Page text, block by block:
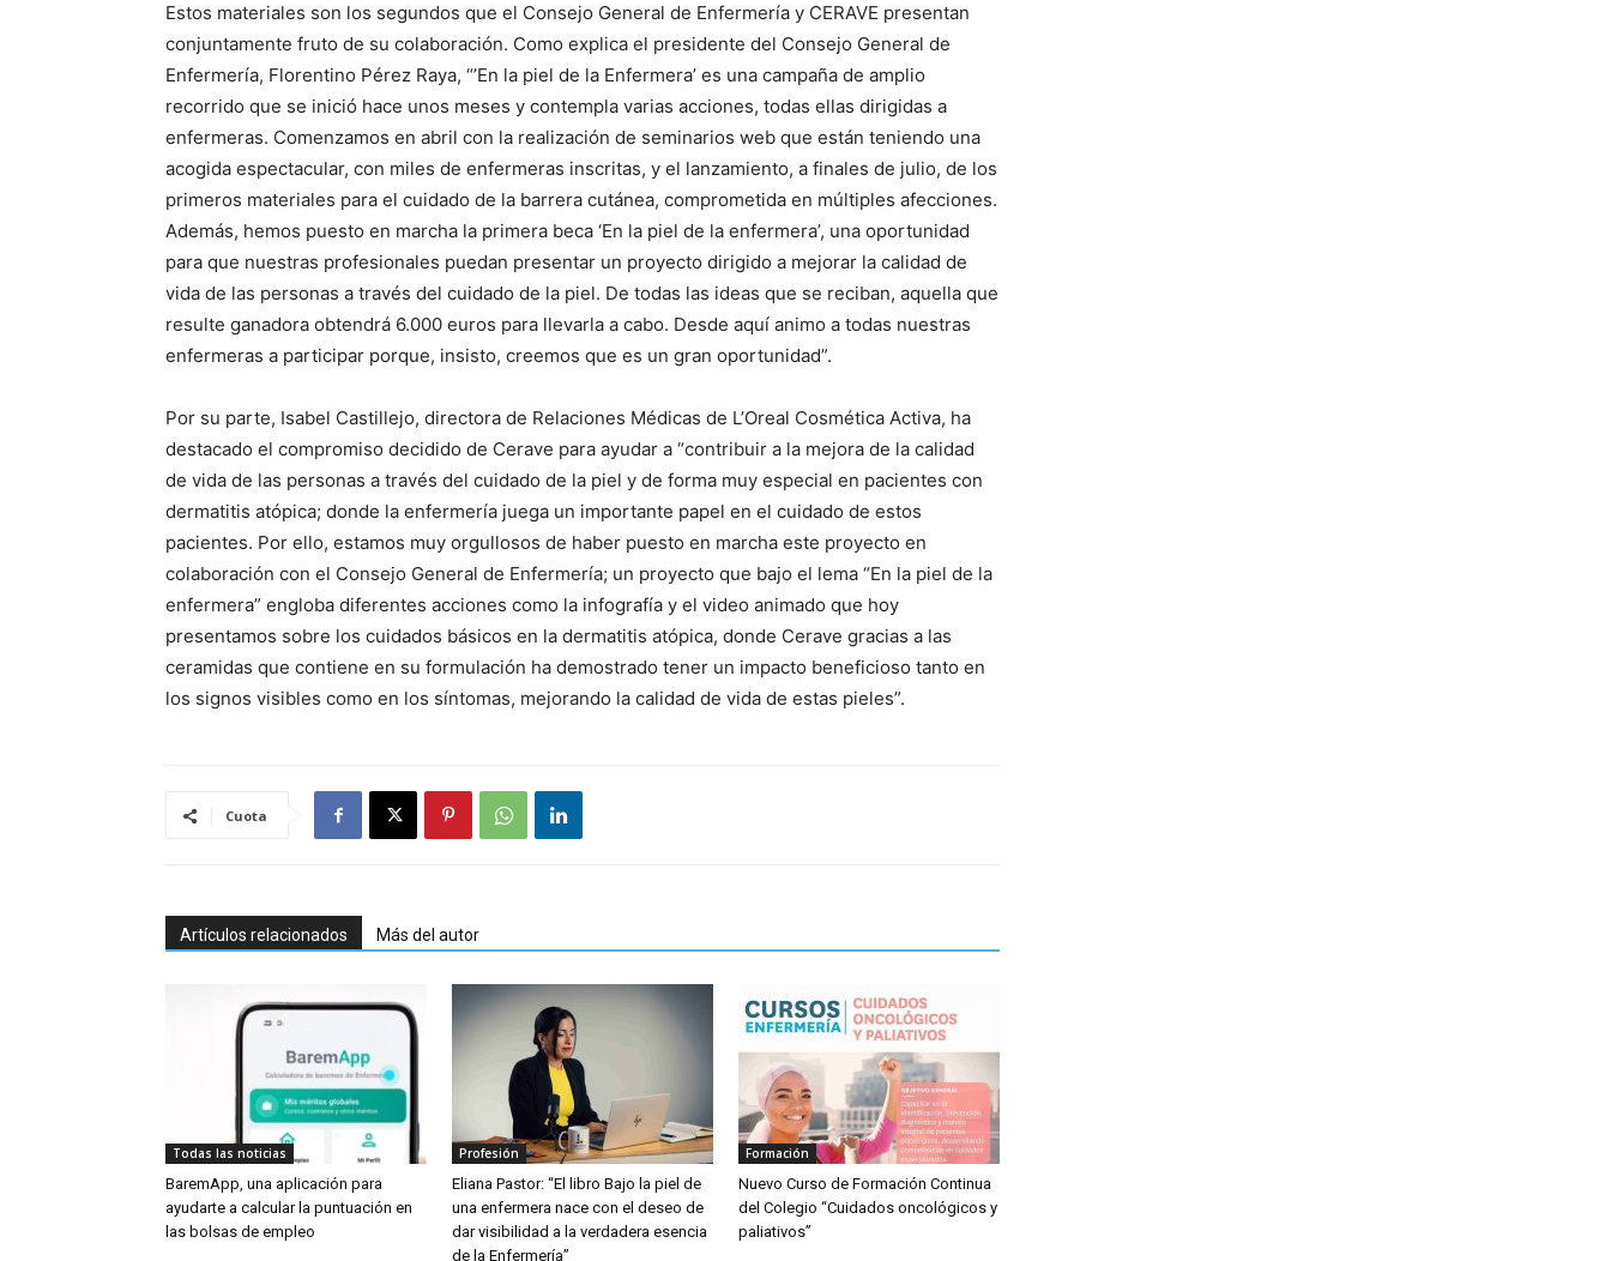
Estos materiales son los segundos que el Consejo General de Enfermería y CERAVE presentan
conjuntamente fruto de su colaboración. Como explica el presidente del Consejo General de
Enfermería, Florentino Pérez Raya, “’En la piel de la Enfermera’ es una campaña de amplio
recorrido que se inició hace unos meses y contempla varias acciones, todas ellas dirigidas a
enfermeras. Comenzamos en abril con la realización de seminarios web que están teniendo una
acogida espectacular, con miles de enfermeras inscritas, y el lanzamiento, a finales de julio, de los
primeros materiales para el cuidado de la barrera cutánea, comprometida en múltiples afecciones.
Además, hemos puesto en marcha la primera beca ‘En la piel de la enfermera’, una oportunidad
para que nuestras profesionales puedan presentar un proyecto dirigido a mejorar la calidad de
vida de las personas a través del cuidado de la piel. De todas las ideas que se reciban, aquella que
resulte ganadora obtendrá 6.000 euros para llevarla a cabo. Desde aquí animo a todas nuestras
enfermeras a participar porque, insisto, creemos que es un gran oportunidad”.
Por su parte, Isabel Castillejo, directora de Relaciones Médicas de L’Oreal Cosmética Activa, ha
destacado el compromiso decidido de Cerave para ayudar a “contribuir a la mejora de la calidad
de vida de las personas a través del cuidado de la piel y de forma muy especial en pacientes con
dermatitis atópica; donde la enfermería juega un importante papel en el cuidado de estos
pacientes. Por ello, estamos muy orgullosos de haber puesto en marcha este proyecto en
colaboración con el Consejo General de Enfermería; un proyecto que bajo el lema “En la piel de la
enfermera” engloba diferentes acciones como la infografía y el video animado que hoy
presentamos sobre los cuidados básicos en la dermatitis atópica, donde Cerave gracias a las
ceramidas que contiene en su formulación ha demostrado tener un impacto beneficioso tanto en
los signos visibles como en los síntomas, mejorando la calidad de vida de estas pieles”.
Cuota
Artículos relacionados Más del autor
Todas las noticias
BaremApp, una aplicación para
ayudarte a calcular la puntuación en
las bolsas de empleo
Profesión
Eliana Pastor: “El libro Bajo la piel de
una enfermera nace con el deseo de
dar visibilidad a la verdadera esencia
de la Enfermería”
Formación
Nuevo Curso de Formación Continua
del Colegio “Cuidados oncológicos y
paliativos”